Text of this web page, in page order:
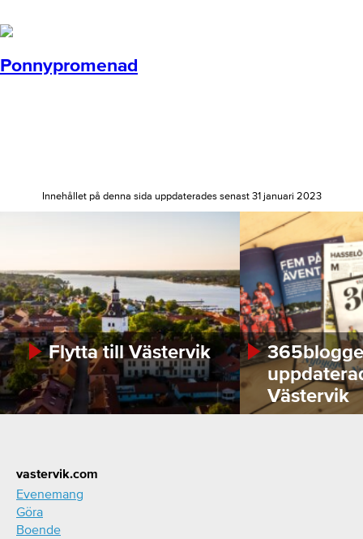
Ponnypromenad
Innehållet på denna sida uppdaterades senast 31 januari 2023
Flytta till Västervik
Västervik
Footer
vastervik.com
Evenemang
Göra
Boende